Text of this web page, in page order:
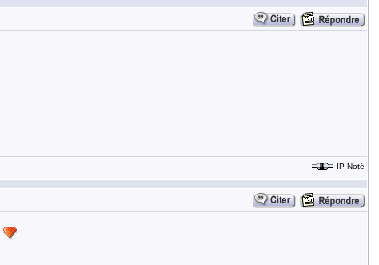
IP Noté